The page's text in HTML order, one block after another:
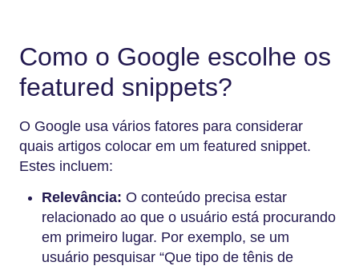
Como o Google escolhe os
featured snippets?
O Google usa vários fatores para considerar
quais artigos colocar em um featured snippet.
Estes incluem:
Relevância: O conteúdo precisa estar
relacionado ao que o usuário está procurando
em primeiro lugar. Por exemplo, se um
usuário pesquisar “Que tipo de tênis de